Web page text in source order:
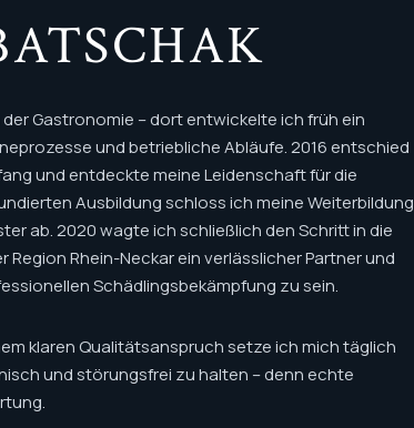
Gastronomie – dort entwickelte ich früh ein
und betriebliche Abläufe. 2016 entschied
und entdeckte meine Leidenschaft für die
Ausbildung schloss ich meine Weiterbildung
ab. 2020 wagte ich schließlich den Schritt in die
Region Rhein-Neckar ein verlässlicher Partner und
Schädlingsbekämpfung zu sein.
klaren Qualitätsanspruch setze ich mich täglich
und störungsfrei zu halten – denn echte